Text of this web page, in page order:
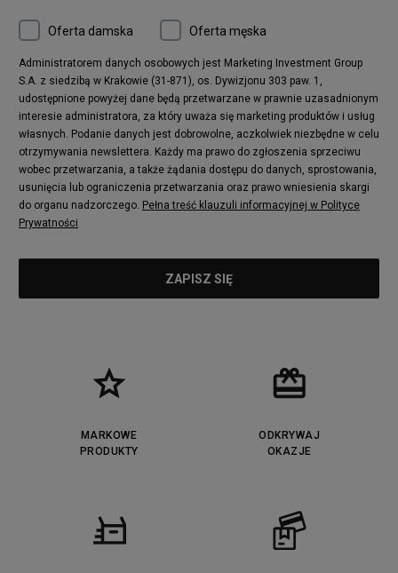
Nike Air More Uptempo
adidas Stan Smith
Puma Mayze
Reebok Club C
New Balance 2002
adidas NMD
Converse Run Star Hike
Nike Air Max Pulse
adidas Nizza
New Balance 997
adidas ZX
Nike Waffle One
Jordan Max Aura 4
Fila Disruptor
Timberland 6
adidas Retropy
Vans SK8-HI
adidas Adifom
Timberland Euro Sprint
Puma Caven
Lacoste Powercourt
Lacoste Carnaby
Vans Classic
Reebok Solution MID
Lacoste Menerva Sport
Puma Doublecourt
Oferta damska Oferta męska
Administratorem danych osobowych jest Marketing Investment Group
S.A. z siedzibą w Krakowie (31-871), os. Dywizjonu 303 paw. 1,
udostępnione powyżej dane będą przetwarzane w prawnie uzasadnionym
interesie administratora, za który uważa się marketing produktów i usług
własnych. Podanie danych jest dobrowolne, aczkolwiek niezbędne w celu
otrzymywania newslettera. Każdy ma prawo do zgłoszenia sprzeciwu
wobec przetwarzania, a także żądania dostępu do danych, sprostowania,
usunięcia lub ograniczenia przetwarzania oraz prawo wniesienia skargi
do organu nadzorczego. Pełna treść klauzuli informacyjnej w Polityce
Prywatności
MARKOWE
PRODUKTY
ODKRYWAJ
OKAZJE